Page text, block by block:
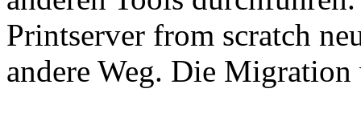
Printserver from scratch
andere Weg. Die